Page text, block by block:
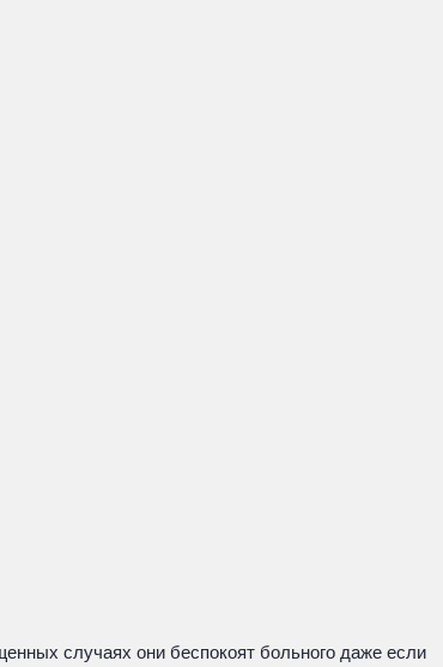
случаях они беспокоят больного даже если